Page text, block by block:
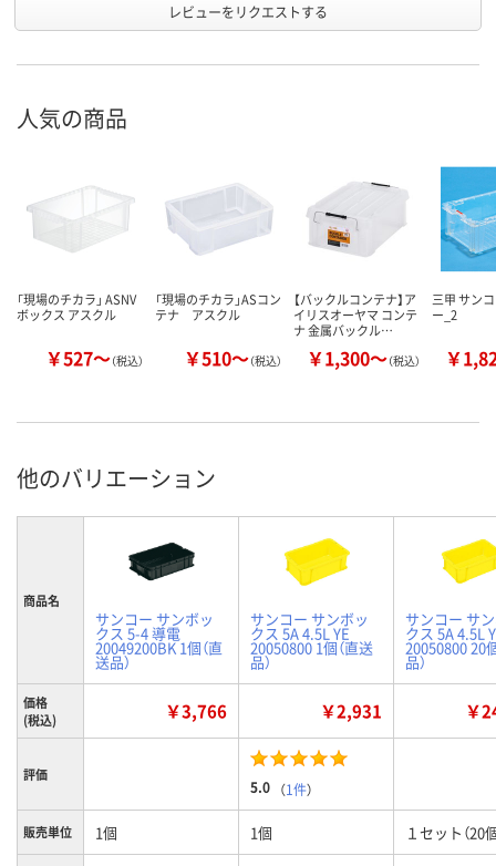
レビューをリクエストする
人気の商品
「現場のチカラ」 ASNV
ボックス アスクル
￥527～（税込）
「現場のチカラ」ASコン
テナ アスクル
￥510～（税込）
【バックルコンテナ】ア
イリスオーヤマ コンテ
ナ 金属バックル…
￥1,300～（税込）
三甲 サン
ー_2
￥
他のバリエーション
商品名
サンコー サンボッ
クス 5-4 導電
20049200BK 1個（直
送品）
サンコー サンボッ
クス 5A 4.5L YE
20050800 1個（直送
品）
サンコー サ
クス 5A 4.5L
20050800 20
品）
価格
(税込)
￥3,766 ￥2,931 ￥
評価
5.0 （1件）
販売単位 1個 1個 １セット（20